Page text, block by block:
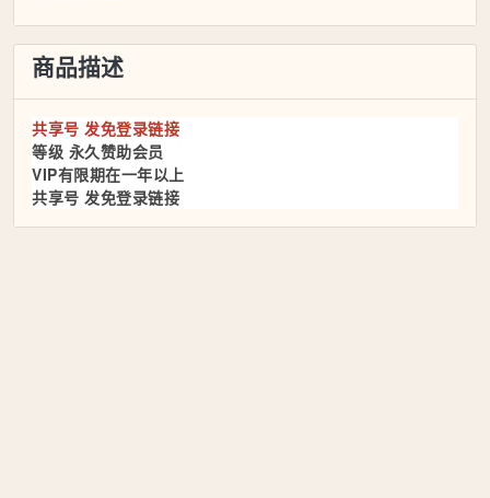
商品描述
共享号 发免登录链接
等级 永久赞助会员
VIP有限期在一年以上
共享号 发免登录链接